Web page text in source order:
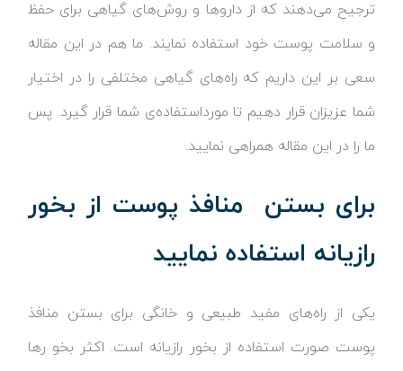
ترجیح می‌دهند که از داروها و روش‌های گیاهی برای حفظ
و سلامت پوست خود استفاده نمایند. ما هم در این مقاله
سعی بر این داریم که راه‌های گیاهی مختلفی را در اختیار
شما عزیزان قرار دهیم تا مورداستفاده‌ی شما قرار گیرد. پس
ما را در این مقاله همراهی نمایید.
برای بستن منافذ پوست از بخور
رازیانه استفاده نمایید
یکی از راه‌های مفید طبیعی و خانگی برای بستن منافذ
پوست صورت استفاده از بخور رازیانه است. اکثر بخو رها